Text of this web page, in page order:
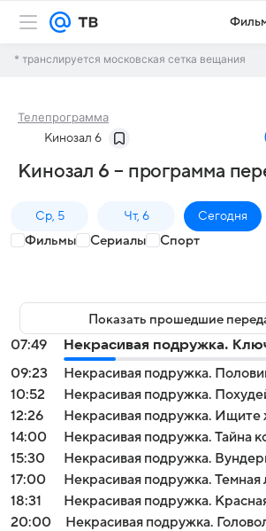
* транслируется московская сетка вещания
Телепрограмма
Кинозал 6
Кинозал 6 – программа
Ср, 5 Чт, 6 Сегодня
Фильмы Сериалы Спорт
Показать прошедшие
07:49
Некрасивая подружка.
09:23
Некрасивая подружка.
10:52
Некрасивая подружка.
12:26
Некрасивая подружка.
14:00
Некрасивая подружка. Тайна
15:30
Некрасивая подружка.
17:00
Некрасивая подружка. Темная
18:31
Некрасивая подружка.
20:00
Некрасивая подружка.